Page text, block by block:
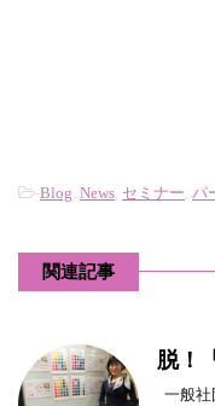
-Blog, News, セミナー, パ
関連記事
脱！
一般社